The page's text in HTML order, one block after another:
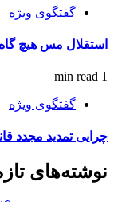
گفتگوی ویژه
استقلال مس هیچ گاه
1 min read
گفتگوی ویژه
چرایی تمدید مجدد
نوشته‌های